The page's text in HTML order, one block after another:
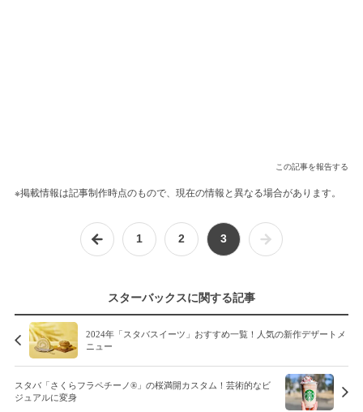
この記事を報告する
※掲載情報は記事制作時点のもので、現在の情報と異なる場合があります。
1 2 3
スターバックスに関する記事
2024年「スタバスイーツ」おすすめ一覧！人気の新作デザートメ
ニュー
スタバ「さくらフラペチーノ®」の桜満開カスタム！芸術的なビ
ジュアルに変身